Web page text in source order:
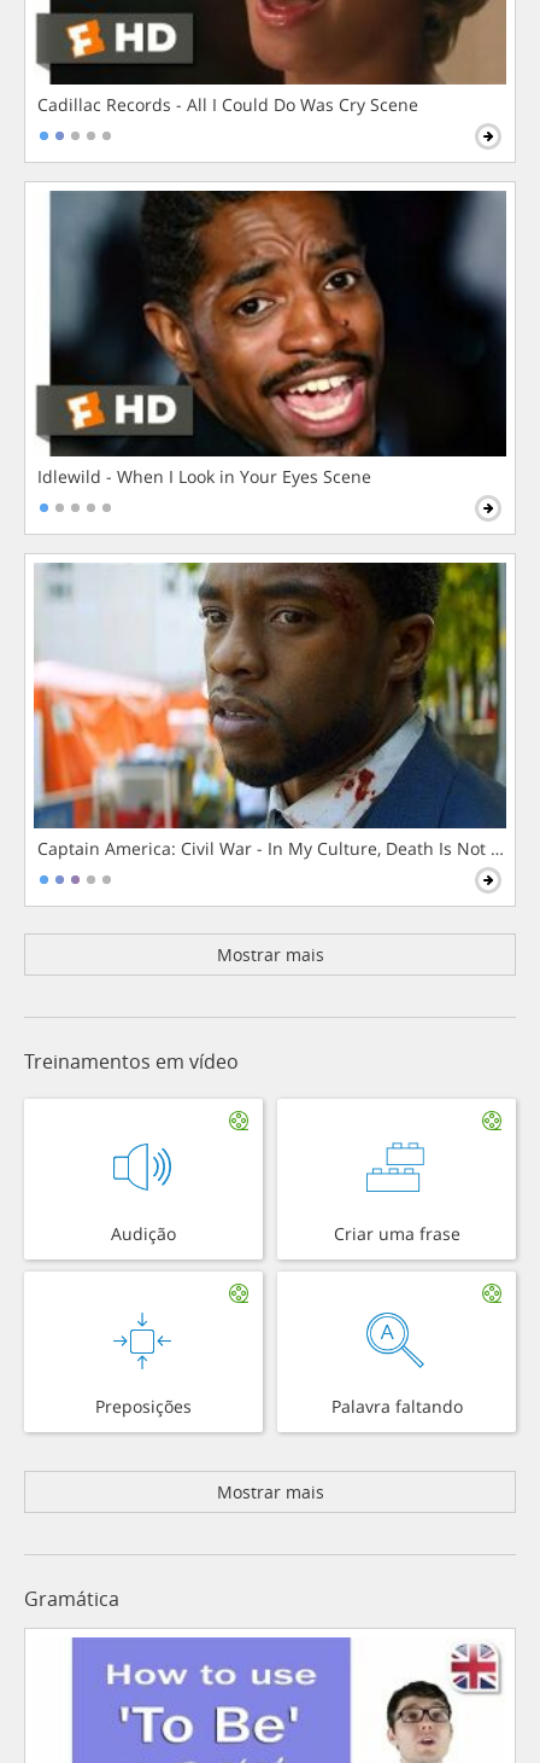
Cadillac Records - All I Could Do Was Cry Scene
Idlewild - When I Look in Your Eyes Scene
Captain America: Civil War - In My Culture, Death Is Not The
Mostrar mais
Treinamentos em vídeo
Audição Criar uma frase
Preposições Palavra faltando
Mostrar mais
Gramática